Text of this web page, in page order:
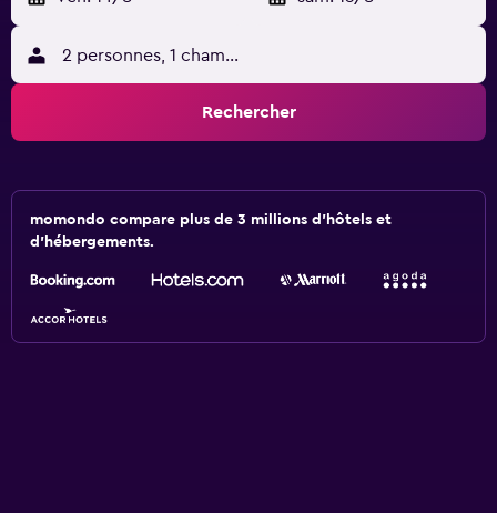
2 personnes, 1 chambre
Rechercher
momondo compare plus de 3 millions d'hôtels et
d'hébergements.